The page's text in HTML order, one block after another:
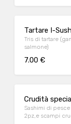
Tartare I-
Tris di tartare
salmone)
7.00 €
Crudità
Sashimi di
2pz,e scampi